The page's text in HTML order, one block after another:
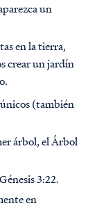
un
en la tierra,
crear un jardín
(también
árbol, el Árbol
3:22.
en